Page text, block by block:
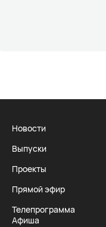
Новости
Выпуски
Проекты
Прямой эфир
Телепрограмма
Афиша